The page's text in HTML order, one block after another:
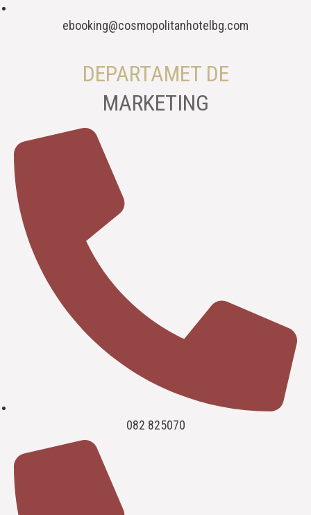
ebooking@cosmopolitanhotelbg.com
DEPARTAMET DE
MARKETING
082 825070